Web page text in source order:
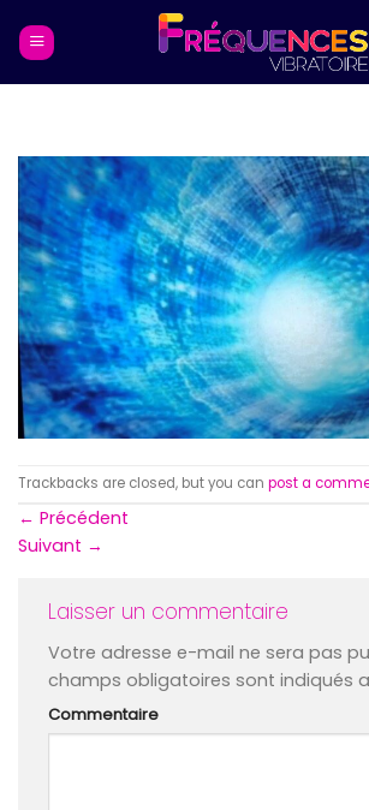
Trackbacks are closed, but you can post a
← Précédent
Suivant →
Laisser un commentaire
Votre adresse e-mail ne sera pas
champs obligatoires sont indiqués
Commentaire